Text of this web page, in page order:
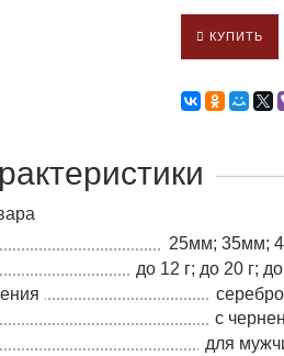
КУПИТЬ
25мм; 35мм;
до 12 г; до 20 г;
с
для